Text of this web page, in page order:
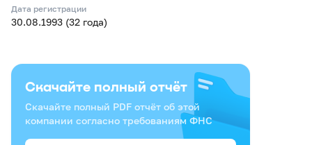
Дата регистрации
30.08.1993 (32 года)
Скачайте полный отчёт
Скачайте полный PDF отчёт об этой
компании согласно требованиям ФНС